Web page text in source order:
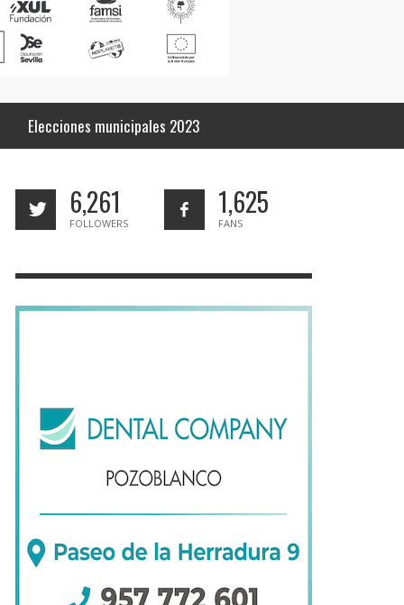
Elecciones municipales 2023
6,261
FOLLOWERS
1,625
FANS